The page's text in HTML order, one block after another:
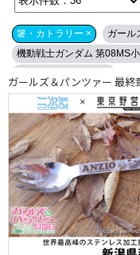
箸・カトラリー × ガール
機動戦士ガンダム 第08MS
ガールズ＆パンツァー 最終